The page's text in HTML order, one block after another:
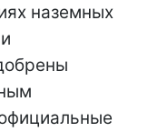
наземных